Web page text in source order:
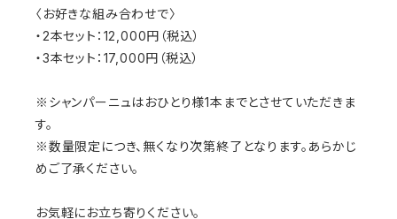
〈お好きな組み合わせで〉
・2本セット： 12,000円（税込）
・3本セット： 17,000円（税込）
※ シャンパーニュはおひとり様1本までとさせていただきま
す。
※数量限定につき、無くなり次第終了となります。あらかじ
めご了承ください。
お気軽にお立ち寄りください。